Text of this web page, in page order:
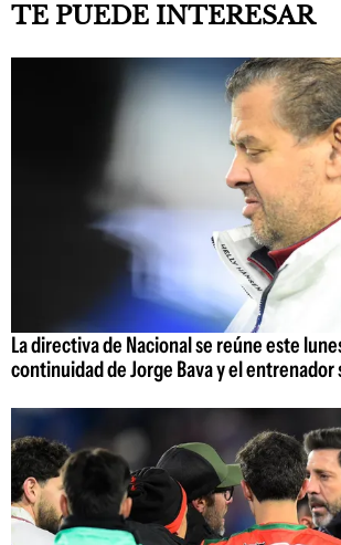
TE PUEDE INTERESAR
La directiva de Nacional se reúne este
continuidad de Jorge Bava y el entrenador